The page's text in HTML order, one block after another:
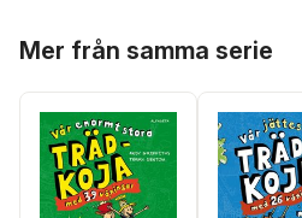
Mer från samma serie